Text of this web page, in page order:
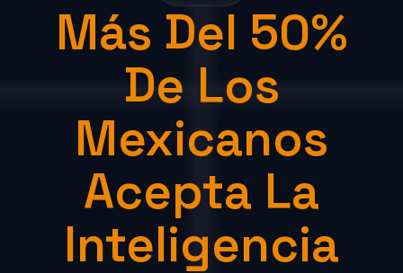
Más Del 50%
De Los
Mexicanos
Acepta La
Inteligencia